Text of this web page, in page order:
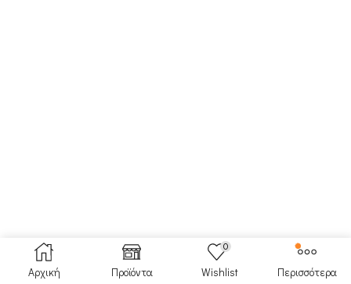
Αρχική Προϊόντα
0
Wishlist Περισσότερα